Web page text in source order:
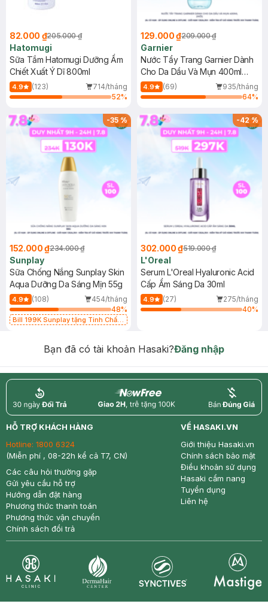
82.000 ₫205.000 ₫
Hatomugi
Sữa Tắm Hatomugi Dưỡng Ẩm
Chiết Xuất Ý Dĩ 800ml
4.9 (123)
714/tháng
52%
129.000 ₫209.000 ₫
Garnier
Nước Tẩy Trang Garnier Dành
Cho Da Dầu Và Mụn 400ml
(Mới)
4.9 (69)
935/tháng
64%
-35%
152.000 ₫234.000 ₫
Sunplay
Sữa Chống Nắng Sunplay Skin
Aqua Dưỡng Da Sáng Mịn 55g
4.9 (108)
454/tháng
48%
Bill 199K Sunplay tặng Tinh Chất
-42%
302.000 ₫519.000 ₫
L'Oreal
Serum L'Oreal Hyaluronic Acid
Cấp Ẩm Sáng Da 30ml
4.9 (27)
275/tháng
40%
Bạn đã có tài khoản Hasaki?Đăng nhập
return nowfree price
HỖ TRỢ KHÁCH HÀNG
Hotline: 1800 6324
(Miễn phí , 08-22h kể cả T7, CN)
Các câu hỏi thường gặp
Gửi yêu cầu hỗ trợ
Hướng dẫn đặt hàng
Phương thức thanh toán
Phương thức vận chuyển
Chính sách đổi trả
VỀ HASAKI.VN
Giới thiệu Hasaki.vn
Chính sách bảo mật
Điều khoản sử dụng
Hasaki cẩm nang
Tuyển dụng
Liên hệ